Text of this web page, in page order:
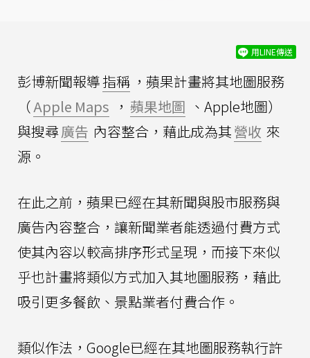
用LINE傳送
彭博新聞報導指稱 ，蘋果計畫將其地圖服務
（Apple Maps ， 蘋果地圖 、Apple地圖）
與搜尋廣告 內容整合，藉此成為其營收 來
源。
在此之前，蘋果已經在其新聞與股市服務與
廣告內容整合，讓新聞業者能透過付費方式
使其內容以較高排序形式呈現，而接下來似
乎也計畫將類似方式加入其地圖服務，藉此
吸引更多餐飲、景點業者付費合作。
類似作法，Google已經在其地圖服務執行許